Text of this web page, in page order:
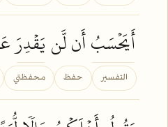
أَيَحۡسَبُأَن لَّن يَقۡدِرَ
التفسير حفظ محفظتي